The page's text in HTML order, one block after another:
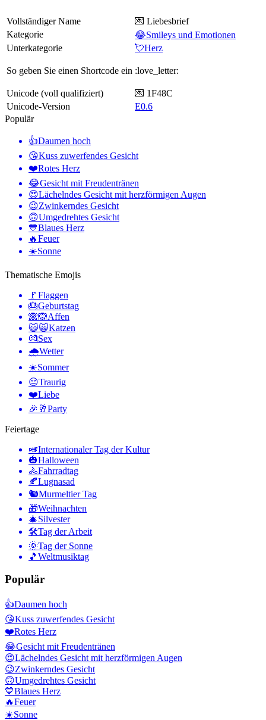
Vollständiger Name
💌 Liebesbrief
Kategorie
😂Smileys und Emotionen
Unterkategorie
💘Herz
So geben Sie einen Shortcode ein :love_letter:
Unicode (voll qualifiziert)
💌 1F48C
Unicode-Version
E0.6
Populär
👍Daumen hoch
😘Kuss zuwerfendes Gesicht
❤️Rotes Herz
😂Gesicht mit Freudentränen
😍Lächelndes Gesicht mit herzförmigen Augen
😉Zwinkerndes Gesicht
🙃Umgedrehtes Gesicht
💙Blaues Herz
🔥Feuer
☀️Sonne
Thematische Emojis
🚩Flaggen
🎂Geburtstag
🙈🙉Affen
😺🙀Katzen
💏Sex
🌧Wetter
☀️Sommer
😔Traurig
❤️Liebe
🎉🥂Party
Feiertage
🎺Internationaler Tag der Kultur
🎃Halloween
🚴Fahrradtag
🍂Lugnasad
🐿Murmeltier Tag
🎁Weihnachten
🎄Silvester
🛠Tag der Arbeit
🌞Tag der Sonne
🎵 Weltmusiktag
Populär
👍Daumen hoch
😘Kuss zuwerfendes Gesicht
❤️Rotes Herz
😂Gesicht mit Freudentränen
😍Lächelndes Gesicht mit herzförmigen Augen
😉Zwinkerndes Gesicht
🙃Umgedrehtes Gesicht
💙Blaues Herz
🔥Feuer
☀️Sonne